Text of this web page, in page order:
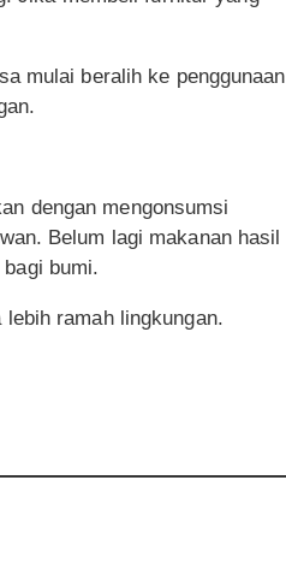
mulai beralih ke penggunaan
dengan mengonsumsi
Belum lagi makanan hasil
bumi.
ramah lingkungan.